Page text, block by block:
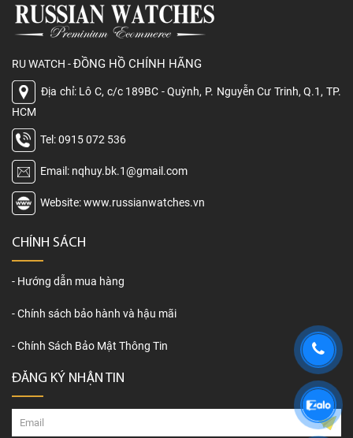
RU WATCH -ĐỒNG HỒ CHÍNH HÃNG
Địa chỉ: Lô C, c/c 189BC - Quỳnh, P. Nguyễn Cư Trinh, Q.1, TP.
HCM
Tel: 0915 072 536
Email: nqhuy.bk.1@gmail.com
Website: www.russianwatches.vn
CHÍNH SÁCH
Hướng dẫn mua hàng
Chính sách bảo hành và hậu mãi
Chính Sách Bảo Mật Thông Tin
ĐĂNG KÝ NHẬN TIN